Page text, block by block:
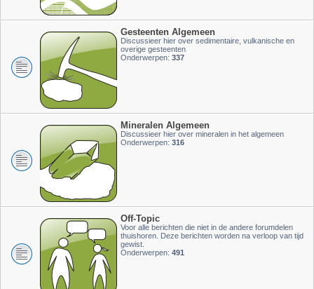
Gesteenten Algemeen
Discussieer hier over sedimentaire, vulkanische en
overige gesteenten
Onderwerpen: 337
Mineralen Algemeen
Discussieer hier over mineralen in het algemeen
Onderwerpen: 316
Off-Topic
Voor alle berichten die niet in de andere forumdelen
thuishoren. Deze berichten worden na verloop van tijd
gewist.
Onderwerpen: 491